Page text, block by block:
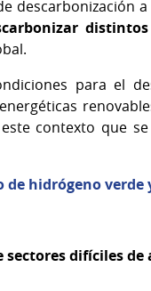
descarbonización
para el
contexto que
de hidrógeno verde
sectores difíciles